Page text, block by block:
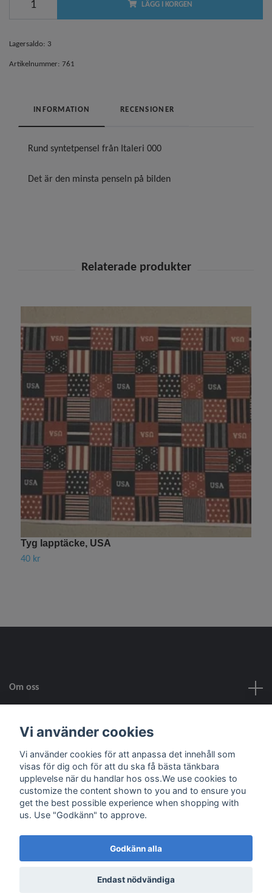
LÄGG I KORGEN
Lagersaldo: 3
Artikelnummer: 761
INFORMATION RECENSIONER
Rund syntetpensel från Italeri 000
Det är den minsta penseln på bilden
Tyg lapptäcke, USA
40 kr
Om oss
Fotmeny
Sociala medier
© 2026 Skala SkaparPowered by Quickbutik
Vi använder cookies
Vi använder cookies för att anpassa det innehåll som
visas för dig och för att du ska få bästa tänkbara
upplevelse när du handlar hos oss.We use cookies to
customize the content shown to you and to ensure you
get the best possible experience when shopping with
us. Use "Godkänn" to approve.
Godkänn alla
Endast nödvändiga